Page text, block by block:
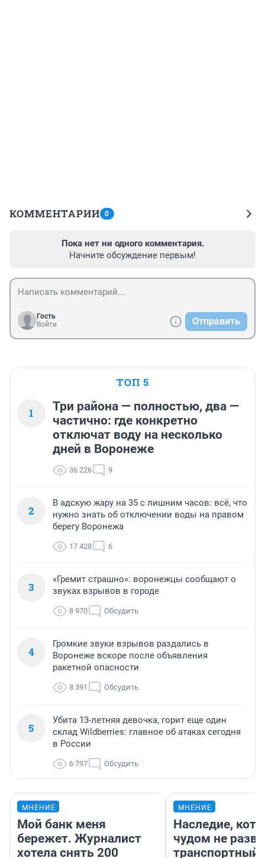
КОММЕНТАРИИ 0
Пока нет ни одного комментария.
Начните обсуждение первым!
Гость
Войти
Отправить
ТОП 5
1
Три района — полностью, два —
частично: где конкретно
отключат воду на несколько
дней в Воронеже
36 226 9
2
В адскую жару на 35 с лишним часов: всё, что
нужно знать об отключении воды на правом
берегу Воронежа
17 428 6
3
«Гремит страшно»: воронежцы сообщают о
звуках взрывов в городе
8 970 Обсудить
4
Громкие звуки взрывов раздались в
Воронеже вскоре после объявления
ракетной опасности
8 391 Обсудить
5
Убита 13-летняя девочка, горит еще один
склад Wildberries: главное об атаках сегодня
в России
6 797 Обсудить
МНЕНИЕ
Мой банк меня
бережет. Журналист
хотела снять 200
МНЕНИЕ
Наследие,
чудом не
транспортный